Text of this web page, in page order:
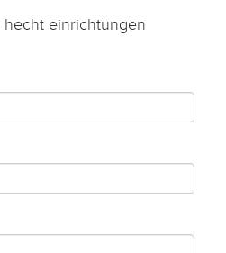
hecht einrichtungen